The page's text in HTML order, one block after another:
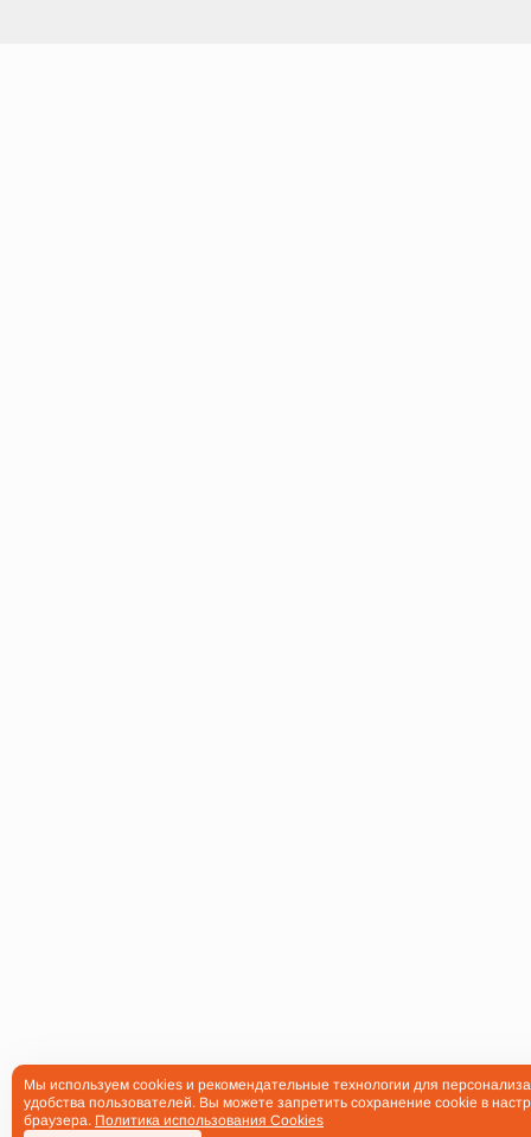
Мы используем cookies и рекомендательные технологии для
удобства пользователей. Вы можете запретить сохранение cookie в
браузера. Политика использования Cookies